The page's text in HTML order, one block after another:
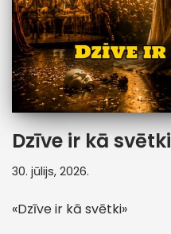
Dzīve ir kā svētki
30. jūlijs, 2026.
«Dzīve ir kā svētki»